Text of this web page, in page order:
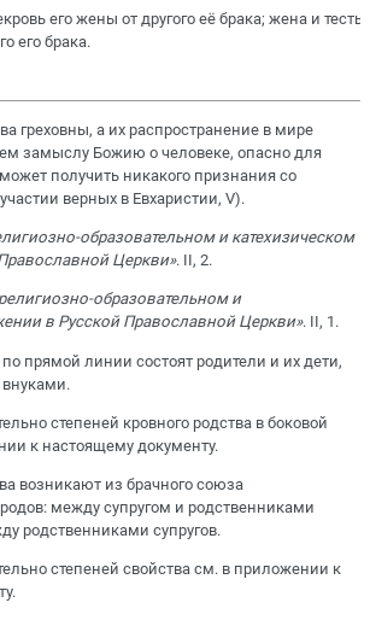
его жены от другого её брака; жена и тесть
его брака.
греховны, а их распространение в мире
замыслу Божию о человеке, опасно для
получить никакого признания со
верных в Евхаристии, V).
образовательном и катехизическом
Церкви». II, 2.
образовательном и
в Русской Православной Церкви». II, 1.
прямой линии состоят родители и их дети,
степеней кровного родства в боковой
к настоящему документу.
возникают из брачного союза
между супругом и родственниками
родственниками супругов.
степеней свойства см. в приложении к